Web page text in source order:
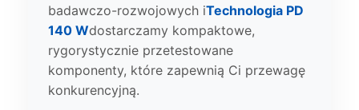
badawczo-rozwojowych iTechnologia PD
140 Wdostarczamy kompaktowe,
rygorystycznie przetestowane
komponenty, które zapewnią Ci przewagę
konkurencyjną.